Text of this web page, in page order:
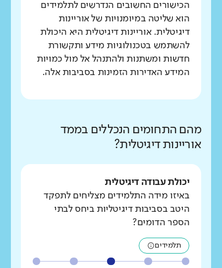
הכישורים החשובים הנדרשים לתלמידים
הוא שליטה במיומנויות של אוריינות
דיגיטלית. אוריינות דיגיטלית היא היכולת
להשתמש בטכנולוגיות מידע ותקשורת
חדשות ומשתנות ולהתנהל אל מול כמויות
המידע האדירות הזמינות בסביבות אלה.
מהם התחומים הנכללים בממד
אוריינות דיגיטלית?
יכולת עבודה דיגיטלית
באיזו מידה התלמידים מצליחים לתפקד
היטב בסביבות דיגיטליות ביחס לבתי
הספר הדומים?
תלמידים